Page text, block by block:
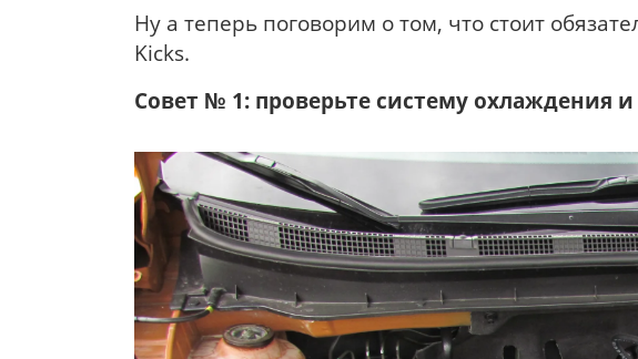
Ну а теперь поговорим о том, что стоит
Kicks.
Совет № 1: проверьте систему охлаждения